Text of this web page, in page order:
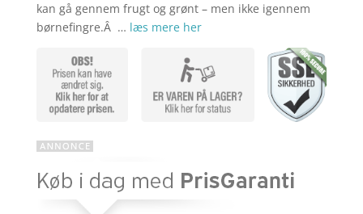
kan gå gennem frugt og grønt – men ikke igennem
børnefingre.Â … læs mere her